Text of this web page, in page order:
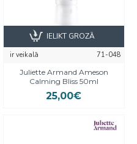
ir veikalā
71-048
Juliette Armand Ameson
Calming Bliss 50ml
25,00€
IELIKT GROZĀ